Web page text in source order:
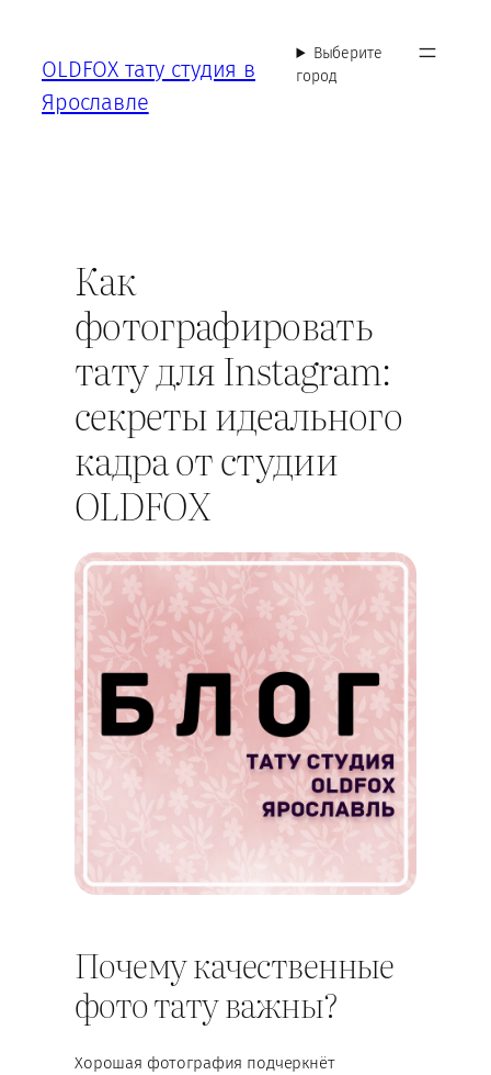
содержимому
OLDFOX тату студия в
Ярославле
Выберите
город
Как
фотографировать
тату для Instagram:
секреты идеального
кадра от студии
OLDFOX
Почему качественные
фото тату важны?
Хорошая фотография подчеркнёт